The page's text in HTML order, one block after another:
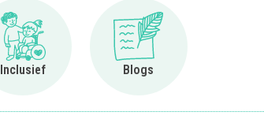
Inclusief
Ga naar Inclusief
Blogs
Ga naar Blogs